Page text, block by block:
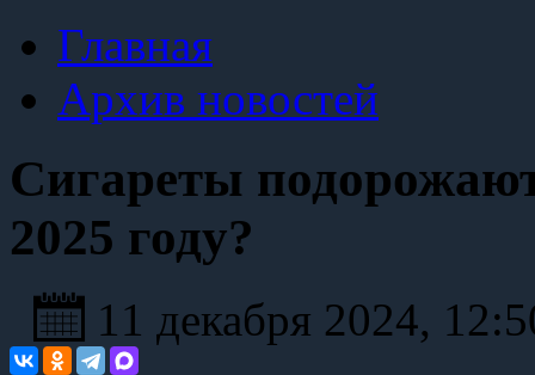
Главная
Архив новостей
Сигареты
2025 году?
11 декабря 2024,